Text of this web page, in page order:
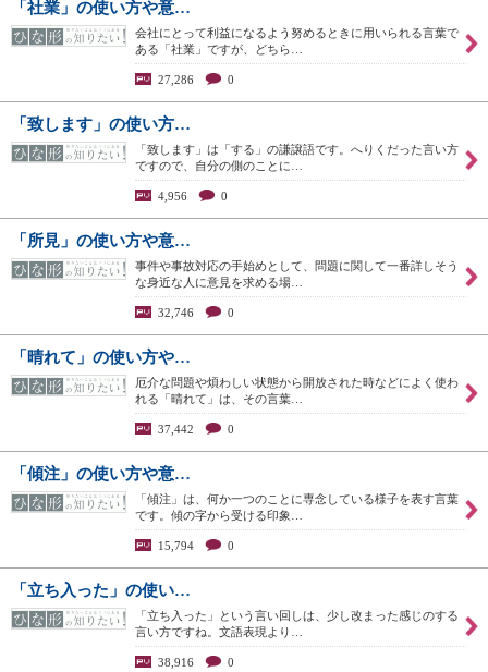
「社業」の使い方や意…
会社にとって利益になるよう努めるときに用いられる言葉で
ある「社業」ですが、どちら…
27,286 0
「致します」の使い方…
「致します」は「する」の謙譲語です。へりくだった言い方
ですので、自分の側のことに…
4,956 0
「所見」の使い方や意…
事件や事故対応の手始めとして、問題に関して一番詳しそう
な身近な人に意見を求める場…
32,746 0
「晴れて」の使い方や…
厄介な問題や煩わしい状態から開放された時などによく使わ
れる「晴れて」は、その言葉…
37,442 0
「傾注」の使い方や意…
「傾注」は、何か一つのことに専念している様子を表す言葉
です。傾の字から受ける印象…
15,794 0
「立ち入った」の使い…
「立ち入った」という言い回しは、少し改まった感じのする
言い方ですね。文語表現より…
38,916 0